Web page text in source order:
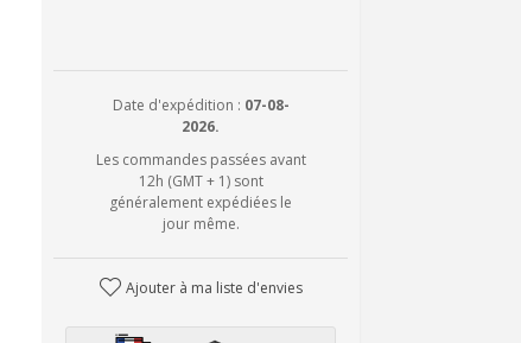
Date d'expédition : 07-08-
2026.
Les commandes passées avant
12h (GMT + 1) sont
généralement expédiées le
jour même.
Ajouter à ma liste d'envies